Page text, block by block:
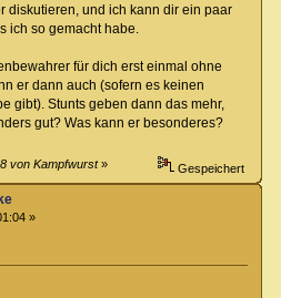
diskutieren, und ich kann dir ein paar
ich so gemacht habe.
für dich erst einmal ohne
er dann auch (sofern es keinen
gibt). Stunts geben dann das mehr,
gut? Was kann er besonderes?
von Kampfwurst» Gespeichert
»